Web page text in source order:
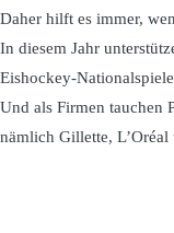
Daher hilft es immer,
In diesem Jahr
Eishockey-
Und als Firmen tauchen
nämlich Gillette,